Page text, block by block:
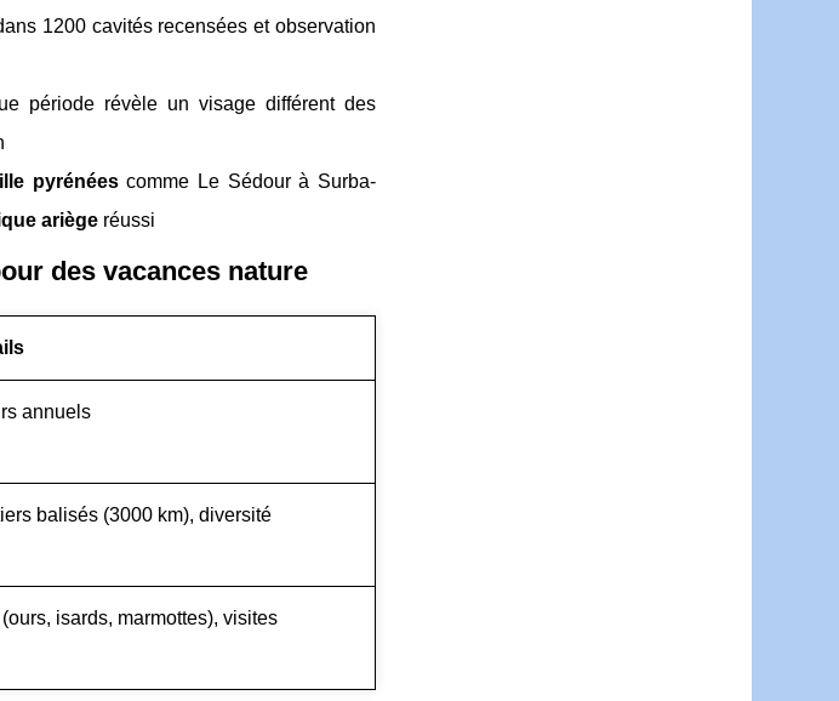
1200 cavités recensées et observation
période révèle un visage différent des
pyrénéescomme Le Sédour à Surba-
ariège réussi
des vacances nature
annuels
balisés (3000 km), diversité
isards, marmottes), visites